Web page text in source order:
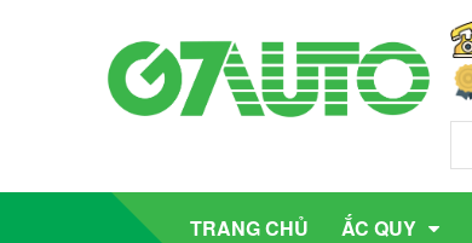
TRANG CHỦ ẮC QUY